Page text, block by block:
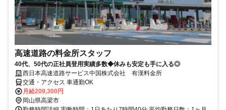
高速道路の料金所スタッフ
40代、50代の正社員登用実績多数◆休みも安定も手に入る◎
西日本高速道路サービス中国株式会社 有漢料金所
交通・アクセス 車通勤OK
月給209,300円
岡山県高梁市